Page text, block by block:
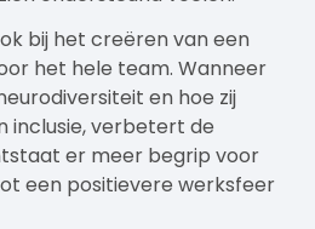
bij het creëren van een
het hele team. Wanneer
en hoe zij
inclusie, verbetert de
er meer begrip voor
een positievere werksfeer